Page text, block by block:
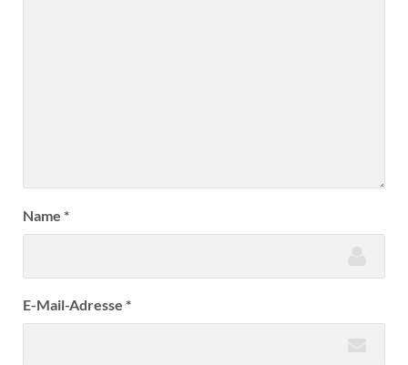
Name *
E-Mail-Adresse *